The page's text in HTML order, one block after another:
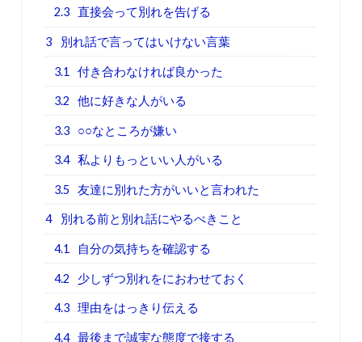
2.3 直接会って別れを告げる
3 別れ話で言ってはいけない言葉
3.1 付き合わなければ良かった
3.2 他に好きな人がいる
3.3 ○○なところが嫌い
3.4 私よりもっといい人がいる
3.5 友達に別れた方がいいと言われた
4 別れる前と別れ話にやるべきこと
4.1 自分の気持ちを確認する
4.2 少しずつ別れをにおわせておく
4.3 理由をはっきり伝える
4.4 最後まで誠実な態度で接する